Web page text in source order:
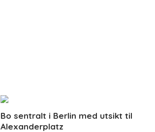
Bo sentralt i Berlin med utsikt til
Alexanderplatz